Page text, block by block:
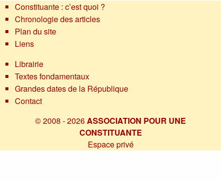
Constituante : c’est quoi ?
Chronologie des articles
Plan du site
Liens
Librairie
Textes fondamentaux
Grandes dates de la République
Contact
© 2008 - 2026ASSOCIATION POUR UNE
CONSTITUANTE
Espace privé